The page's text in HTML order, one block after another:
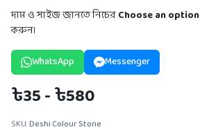
দাম ও সাইজ জানতে নিচেরChoose an option
করুন।
WhatsApp
Messenger
৳35 - ৳580
SKU:Deshi Colour Stone